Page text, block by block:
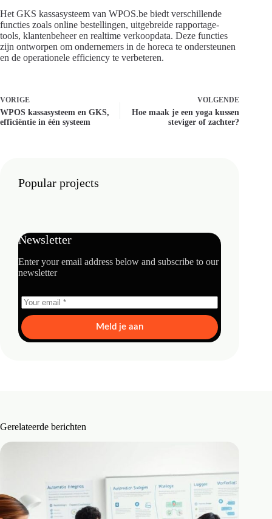
Het GKS kassasysteem van WPOS.be biedt verschillende
functies zoals online bestellingen, uitgebreide rapportage-
tools, klantenbeheer en realtime verkoopdata. Deze functies
zijn ontworpen om ondernemers in de horeca te ondersteunen
en de operationele efficiency te verbeteren.
VORIGE
WPOS kassasysteem en GKS,
efficiëntie in één systeem
VOLGENDE
Hoe maak je een yoga kussen
steviger of zachter?
Popular projects
Newsletter
Enter your email address below and subscribe to our
newsletter
Meld je aan
Gerelateerde berichten